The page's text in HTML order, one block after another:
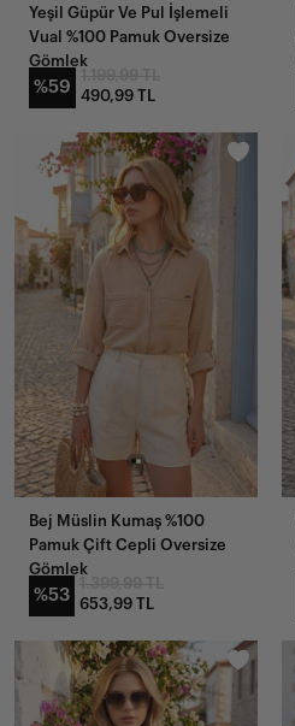
Yeşil Güpür Ve Pul İşlemeli
Vual %100 Pamuk Oversize
Gömlek
%59
490,99 TL
Bej Müslin Kumaş %100
Pamuk Çift Cepli Oversize
Gömlek
%53
653,99 TL